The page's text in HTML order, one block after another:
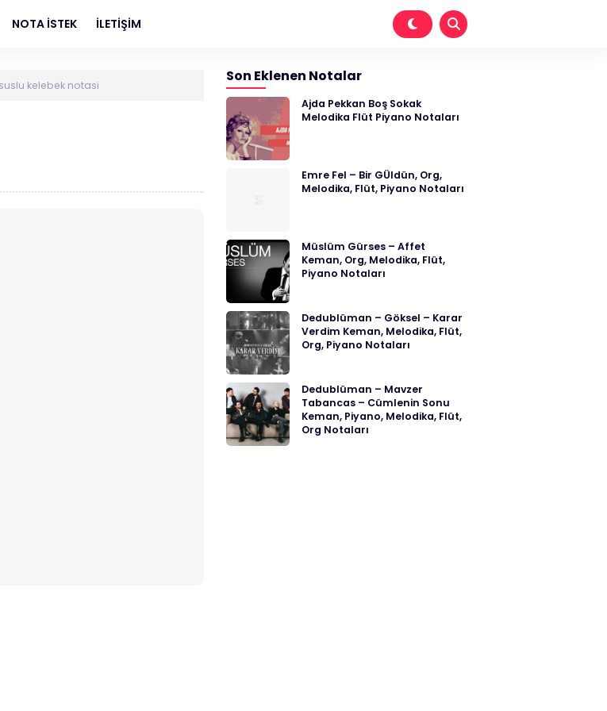
NOTA İSTEK İLETİŞİM
kelebek notasi
Son Eklenen Notalar
Ajda Pekkan Boş Sokak
Melodika Flüt Piyano Notaları
Emre Fel – Bir GÜldün, Org,
Melodika, Flüt, Piyano Notaları
Müslüm Gürses – Affet
Keman, Org, Melodika, Flüt,
Piyano Notaları
Dedublüman – Göksel – Karar
Verdim Keman, Melodika, Flüt,
Org, Piyano Notaları
Dedublüman – Mavzer
Tabancas – Cümlenin Sonu
Keman, Piyano, Melodika, Flüt,
Org Notaları